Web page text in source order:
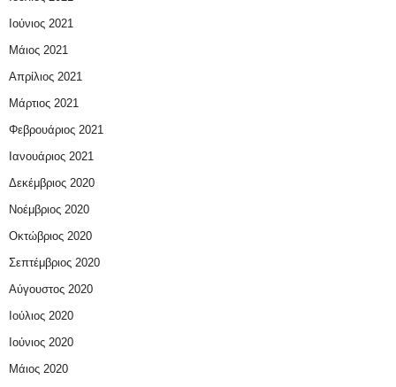
Ιούνιος 2021
Μάιος 2021
Απρίλιος 2021
Μάρτιος 2021
Φεβρουάριος 2021
Ιανουάριος 2021
Δεκέμβριος 2020
Νοέμβριος 2020
Οκτώβριος 2020
Σεπτέμβριος 2020
Αύγουστος 2020
Ιούλιος 2020
Ιούνιος 2020
Μάιος 2020